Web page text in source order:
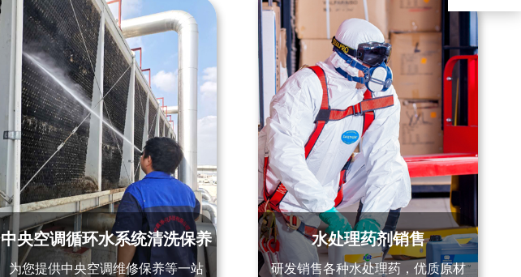
中央空调循环水系统清洗保养
为您提供中央空调维修保养等一站
水处理药剂销售
研发销售各种水处理药，优质原材